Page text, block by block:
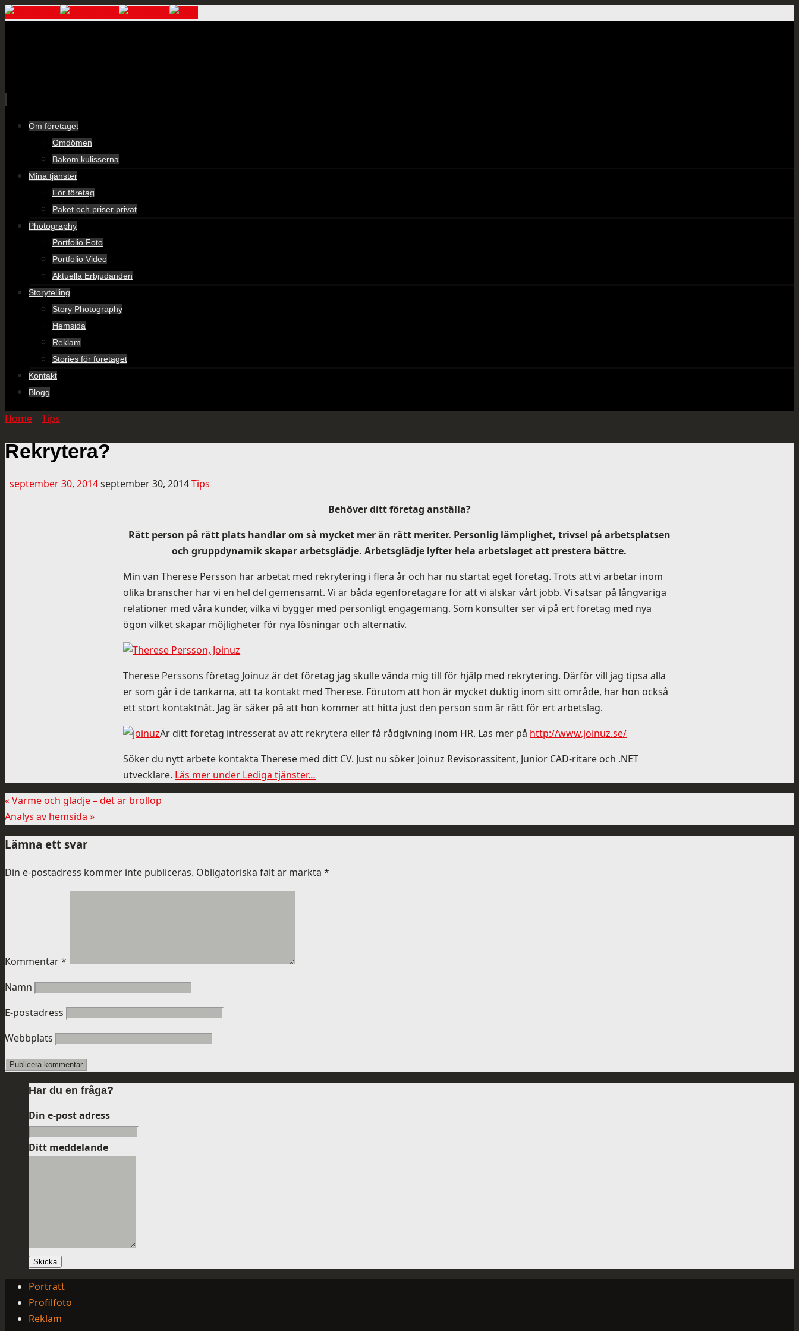
Skip
Om företaget
Omdömen
Bakom kulisserna
Mina tjänster
För företag
Paket och priser privat
Photography
Portfolio Foto
Portfolio Video
Aktuella Erbjudanden
Storytelling
Story Photography
Hemsida
Reklam
Stories för företaget
Kontakt
Blogg
Home Tips
Rekrytera?
september 30, 2014september 30, 2014Tips
Behöver ditt företag anställa?
Rätt person på rätt plats handlar om så mycket mer än rätt meriter. Personlig lämplighet, trivsel på arbetsplatsen
och gruppdynamik skapar arbetsglädje. Arbetsglädje lyfter hela arbetslaget att prestera bättre.
Min vän Therese Persson har arbetat med rekrytering i flera år och har nu startat eget företag. Trots att vi arbetar inom
olika branscher har vi en hel del gemensamt. Vi är båda egenföretagare för att vi älskar vårt jobb. Vi satsar på långvariga
relationer med våra kunder, vilka vi bygger med personligt engagemang. Som konsulter ser vi på ert företag med nya
ögon vilket skapar möjligheter för nya lösningar och alternativ.
Therese Perssons företag Joinuz är det företag jag skulle vända mig till för hjälp med rekrytering. Därför vill jag tipsa alla
er som går i de tankarna, att ta kontakt med Therese. Förutom att hon är mycket duktig inom sitt område, har hon också
ett stort kontaktnät. Jag är säker på att hon kommer att hitta just den person som är rätt för ert arbetslag.
Är ditt företag intresserat av att rekrytera eller få rådgivning inom HR. Läs mer på http://www.joinuz.se/
Söker du nytt arbete kontakta Therese med ditt CV. Just nu söker Joinuz Revisorassitent, Junior CAD-ritare och .NET
utvecklare. Läs mer under Lediga tjänster…
«Värme och glädje – det är bröllop
Analys av hemsida »
Lämna ett svar
Din e-postadress kommer inte publiceras. Obligatoriska fält är märkta *
Kommentar*
Namn
E-postadress
Webbplats
Har du en fråga?
Din e-post adress
Ditt meddelande
Skicka
Porträtt
Profilfoto
Reklam